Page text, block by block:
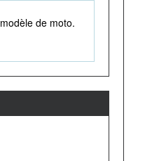
de moto.